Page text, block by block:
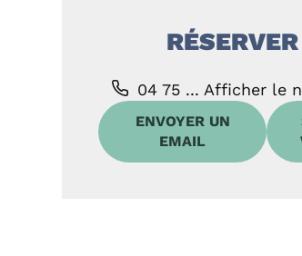
RÉSERVER
04 75 ... Afficher le
ENVOYER UN
EMAIL